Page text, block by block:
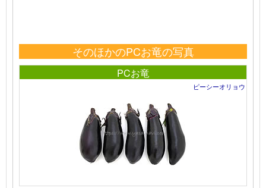
そのほかのPCお竜の写真
PCお竜
ピーシーオリョウ